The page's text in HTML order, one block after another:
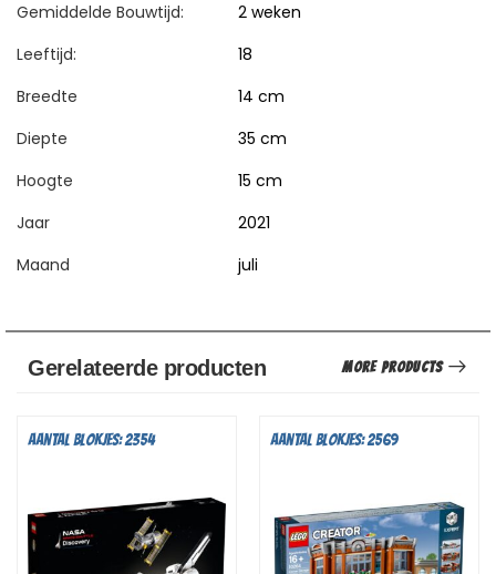
Gemiddelde Bouwtijd:
2 weken
Leeftijd:
18
Breedte
14 cm
Diepte
35 cm
Hoogte
15 cm
Jaar
2021
Maand
juli
Gerelateerde producten More Products
Aantal blokjes: 2354 Aantal blokjes: 2569